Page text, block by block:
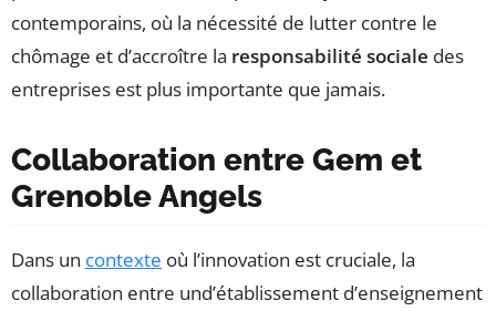
contemporains, où la nécessité de lutter contre le
chômage et d’accroître la responsabilité sociale des
entreprises est plus importante que jamais.
Collaboration entre Gem et
Grenoble Angels
Dans un contexte où l’innovation est cruciale, la
collaboration entre und’établissement d’enseignement